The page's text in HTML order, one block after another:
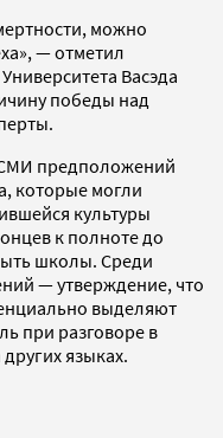
можно
— отметил
Васэда
победы над
предположений
которые могли
культуры
к полноте до
школы. Среди
— утверждение, что
выделяют
при разговоре в
языках.